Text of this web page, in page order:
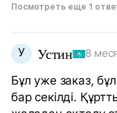
Посмотреть еще 1
У Устин 8
Бұл уже заказ,
бар секілді.